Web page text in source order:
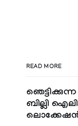
READ MORE
ബില്ലി
ലൊക്കേഷൻ